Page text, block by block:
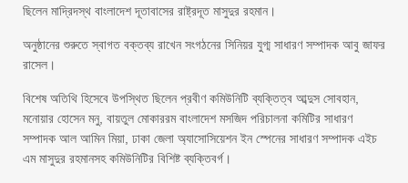
ছিলেন মাদ্রিদস্থ বাংলাদেশ দূতাবাসের রাষ্ট্রদূত মাসুদুর রহমান।
অনুষ্ঠানের শুরুতে স্বাগত বক্তব্য রাখেন সংগঠনের সিনিয়র যুগ্ম সাধারণ সম্পাদক আবু জাফর
রাসেল।
বিশেষ অতিথি হিসেবে উপস্থিত ছিলেন প্রবীণ কমিউনিটি ব্যক্তিত্ব আব্দুস সোবহান,
মনোয়ার হোসেন মনু, বায়তুল মোকাররম বাংলাদেশ মসজিদ পরিচালনা কমিটির সাধারণ
সম্পাদক আল আমিন মিয়া, ঢাকা জেলা অ্যাসোসিয়েশন ইন স্পেনের সাধারণ সম্পাদক এইচ
এম মাসুদুর রহমানসহ কমিউনিটির বিশিষ্ট ব্যক্তিবর্গ।